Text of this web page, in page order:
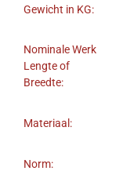
Gewicht in KG:
Nominale Werk
Lengte of
Breedte:
Materiaal:
Norm: